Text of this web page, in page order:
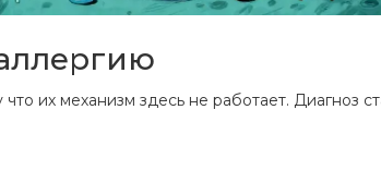
их механизм здесь не работает. Диагноз